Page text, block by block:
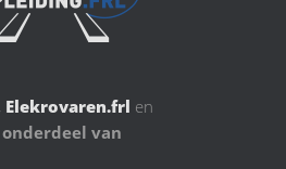
Elekrovaren.frl en
van